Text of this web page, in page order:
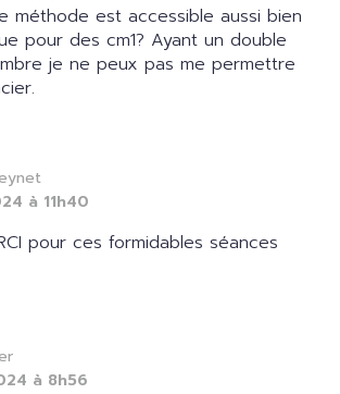
méthode est accessible aussi bien
pour des cm1? Ayant un double
je ne peux pas me permettre
à 11h40
pour ces formidables séances
à 8h56